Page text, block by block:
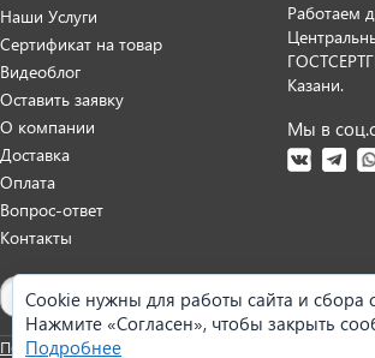
Наши Услуги
Сертификат на товар
Видеоблог
Оставить заявку
О компании
Доставка
Оплата
Вопрос-ответ
Контакты
Работаем
Казани.
Мы в
Карта сайта
Политика персональных данных
Cookie нужны для работы сайта и сбора
Нажмите «Согласен», чтобы закрыть
Подробнее